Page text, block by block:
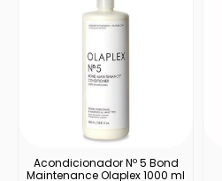
Acondicionador Nº 5 Bond
Maintenance Olaplex 1000 ml